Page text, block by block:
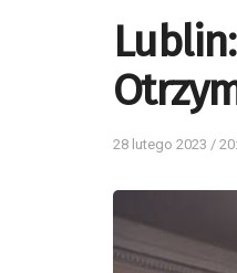
28 lutego 2023 /